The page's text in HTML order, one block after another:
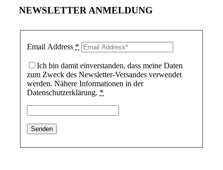
NEWSLETTER ANMELDUNG
Email Address *
Ich bin damit einverstanden, dass meine Daten
zum Zweck des Newsletter-Versandes verwendet
werden. Nähere Informationen in der
Datenschutzerklärung. *